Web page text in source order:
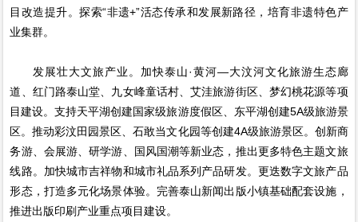
目改造提升。探索“非遗+”活态传承和发展新路径，培育非遗特色产
业集群。
发展壮大文旅产业。加快泰山·黄河—大汶河文化旅游生态廊
道、红门路泰山堂、九女峰童话村、艾洼旅游街区、梦幻桃花源等项
目建设。支持天平湖创建国家级旅游度假区、东平湖创建5A级旅游景
区。推动彩汶田园景区、石敢当文化园等创建4A级旅游景区。创新商
务游、会展游、研学游、国风国潮等新业态，推出更多特色主题文旅
线路。加快城市吉祥物和城市礼品系列产品研发。更迭数字文旅产品
形态，打造多元化场景体验。完善泰山新闻出版小镇基础配套设施，
推进出版印刷产业重点项目建设。